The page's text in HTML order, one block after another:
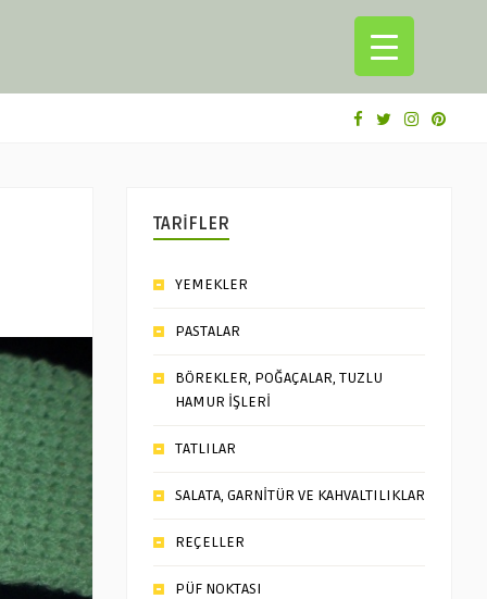
TARİFLER
YEMEKLER
PASTALAR
BÖREKLER, POĞAÇALAR, TUZLU
HAMUR İŞLERİ
TATLILAR
SALATA, GARNİTÜR VE KAHVALTILIKLAR
REÇELLER
PÜF NOKTASI